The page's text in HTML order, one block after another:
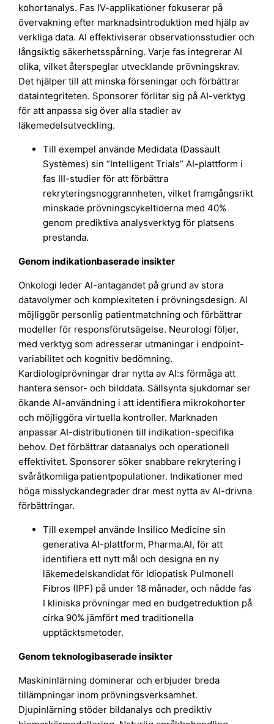
kohortanalys. Fas IV-applikationer fokuserar på
övervakning efter marknadsintroduktion med hjälp av
verkliga data. AI effektiviserar observationsstudier och
långsiktig säkerhetsspårning. Varje fas integrerar AI
olika, vilket återspeglar utvecklande prövningskrav.
Det hjälper till att minska förseningar och förbättrar
dataintegriteten. Sponsorer förlitar sig på AI-verktyg
för att anpassa sig över alla stadier av
läkemedelsutveckling.
Till exempel använde Medidata (Dassault
Systèmes) sin “Intelligent Trials” AI-plattform i
fas III-studier för att förbättra
rekryteringsnoggrannheten, vilket framgångsrikt
minskade prövningscykeltiderna med 40%
genom prediktiva analysverktyg för platsens
prestanda.
Genom indikationbaserade insikter
Onkologi leder AI-antagandet på grund av stora
datavolymer och komplexiteten i prövningsdesign. AI
möjliggör personlig patientmatchning och förbättrar
modeller för responsförutsägelse. Neurologi följer,
med verktyg som adresserar utmaningar i endpoint-
variabilitet och kognitiv bedömning.
Kardiologiprövningar drar nytta av AI:s förmåga att
hantera sensor- och bilddata. Sällsynta sjukdomar ser
ökande AI-användning i att identifiera mikrokohorter
och möjliggöra virtuella kontroller. Marknaden
anpassar AI-distributionen till indikation-specifika
behov. Det förbättrar dataanalys och operationell
effektivitet. Sponsorer söker snabbare rekrytering i
svåråtkomliga patientpopulationer. Indikationer med
höga misslyckandegrader drar mest nytta av AI-drivna
förbättringar.
Till exempel använde Insilico Medicine sin
generativa AI-plattform, Pharma.AI, för att
identifiera ett nytt mål och designa en ny
läkemedelskandidat för Idiopatisk Pulmonell
Fibros (IPF) på under 18 månader, och nådde fas
I kliniska prövningar med en budgetreduktion på
cirka 90% jämfört med traditionella
upptäcktsmetoder.
Genom teknologibaserade insikter
Maskininlärning dominerar och erbjuder breda
tillämpningar inom prövningsverksamhet.
Djupinlärning stöder bildanalys och prediktiv